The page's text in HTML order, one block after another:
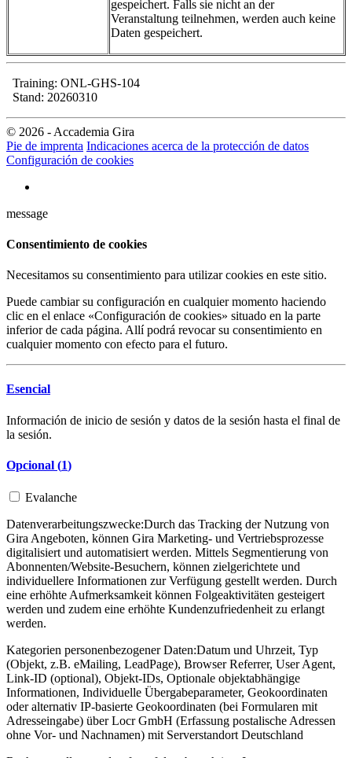
gespeichert. Falls sie nicht an der
Veranstaltung teilnehmen, werden auch keine
Daten gespeichert.
Training: ONL-GHS-104
Stand: 20260310
© 2026 - Accademia Gira
Pie de imprenta Indicaciones acerca de la protección de datos
Configuración de cookies
message
Consentimiento de cookies
Necesitamos su consentimiento para utilizar cookies en este sitio.
Puede cambiar su configuración en cualquier momento haciendo
clic en el enlace «Configuración de cookies» situado en la parte
inferior de cada página. Allí podrá revocar su consentimiento en
cualquier momento con efecto para el futuro.
Esencial
Información de inicio de sesión y datos de la sesión hasta el final de
la sesión.
Opcional (1)
Evalanche
Datenverarbeitungszwecke:Durch das Tracking der Nutzung von
Gira Angeboten, können Gira Marketing- und Vertriebsprozesse
digitalisiert und automatisiert werden. Mittels Segmentierung von
Abonnenten/Website-Besuchern, können zielgerichtete und
individuellere Informationen zur Verfügung gestellt werden. Durch
eine erhöhte Aufmerksamkeit können Folgeaktivitäten gesteigert
werden und zudem eine erhöhte Kundenzufriedenheit zu erlangt
werden.
Kategorien personenbezogener Daten:Datum und Uhrzeit, Typ
(Objekt, z.B. eMailing, LeadPage), Browser Referrer, User Agent,
Link-ID (optional), Objekt-IDs, Optionale objektabhängige
Informationen, Individuelle Übergabeparameter, Geokoordinaten
oder alternativ IP-basierte Geokoordinaten (bei Formularen mit
Adresseingabe) über Locr GmbH (Erfassung postalische Adressen
ohne Vor- und Nachnamen) mit Serverstandort Deutschland